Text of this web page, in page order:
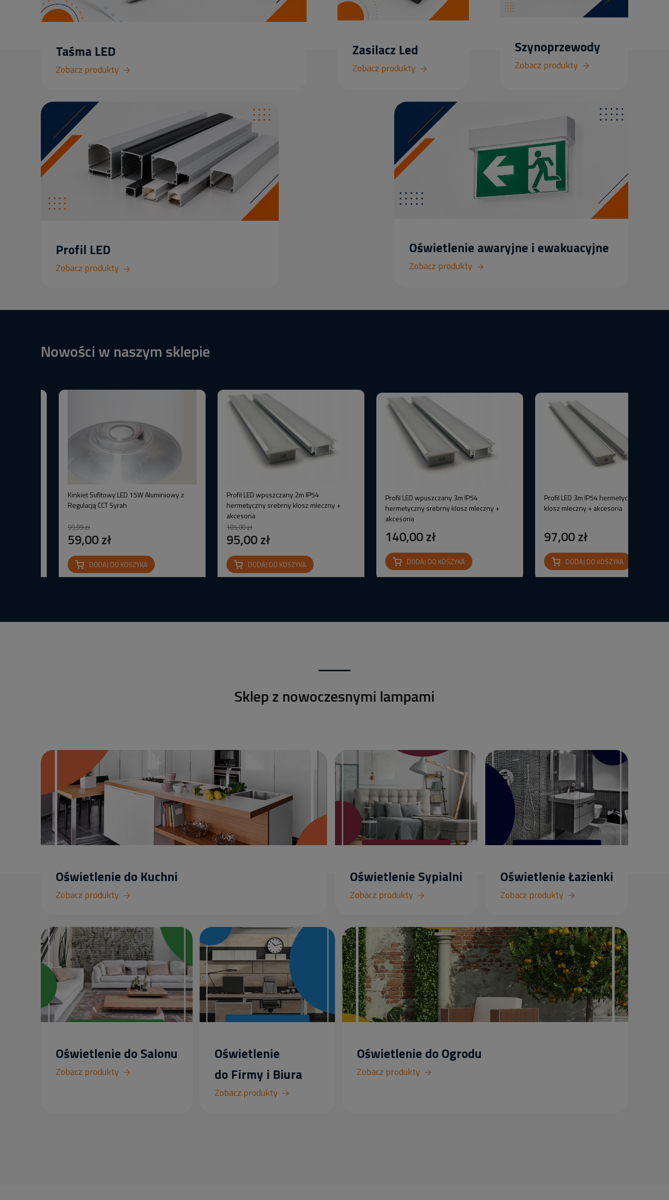
Taśma LED
Zobacz produkty
Zasilacz Led
Zobacz produkty
Szynoprzewody
Zobacz produkty
Profil LED
Zobacz produkty
Oświetlenie awaryjne i ewakuacyjne
Zobacz produkty
Nowości w naszym sklepie
Kinkiet Sufitowy LED 15W Aluminiowy z
Regulacją CCT Syrah
99,99 zł
59,00 zł
DODAJ DO KOSZYKA
Profil LED wpuszczany 2m IP54
hermetyczny srebrny klosz mleczny +
akcesoria
105,00 zł
95,00 zł
DODAJ DO KOSZYKA
Profil LED wpuszczany 3m IP54
hermetyczny srebrny klosz mleczny +
akcesoria
140,00 zł
DODAJ DO KOSZYKA
Profil LED 3m IP54 hermetyczny srebrny
klosz mleczny + akcesoria
97,00 zł
DODAJ DO KOSZYKA
Sklep z nowoczesnymi lampami
Oświetlenie do Kuchni
Zobacz produkty
Oświetlenie Sypialni
Zobacz produkty
Oświetlenie Łazienki
Zobacz produkty
Oświetlenie do Salonu
Zobacz produkty
Oświetlenie
do Firmy i Biura
Zobacz produkty
Oświetlenie do Ogrodu
Zobacz produkty